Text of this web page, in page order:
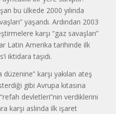
bu ülkede 2000 yılında
yaşandı. Ardından 2003
karşı “gaz savaşları”
Latin Amerika tarihinde ilk
iktidara taşıdı.
karşı yakılan ateş
gibi Avrupa kıtasına
devletleri”nin verdiklerini
karşı aslında ilk işaret